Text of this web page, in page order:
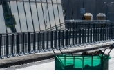
Справочник
API
О проекте